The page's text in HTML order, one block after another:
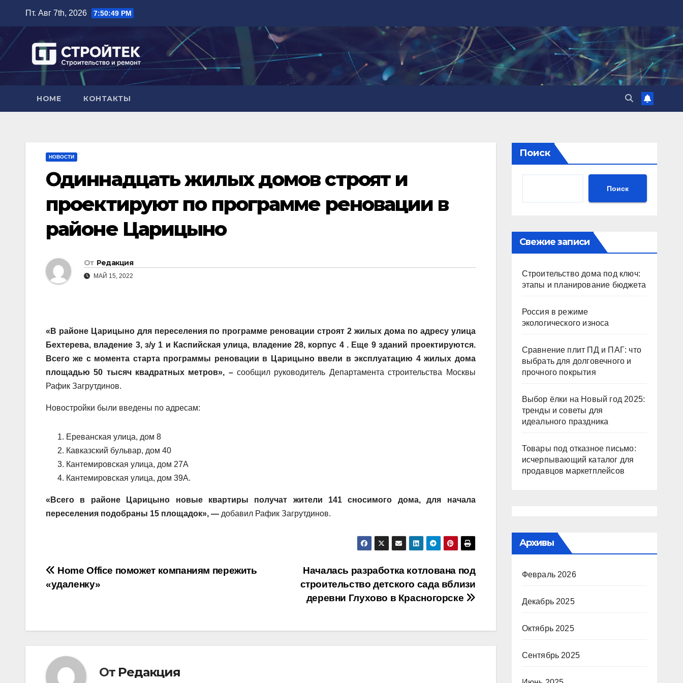
содержимому
Пт. Авг 7th, 2026 7:50:50 PM
HOME КОНТАКТЫ
НОВОСТИ
Одиннадцать жилых домов строят и
проектируют по программе реновации в
районе Царицыно
От Редакция
МАЙ 15, 2022
«В районе Царицыно для переселения по программе реновации строят 2 жилых дома по адресу улица
Бехтерева, владение 3, з/у 1 и Каспийская улица, владение 28, корпус 4 . Еще 9 зданий проектируются.
Всего же с момента старта программы реновации в Царицыно ввели в эксплуатацию 4 жилых дома
площадью 50 тысяч квадратных метров», –сообщил руководитель Департамента строительства Москвы
Рафик Загрутдинов.
Новостройки были введены по адресам:
Ереванская улица, дом 8
Кавказский бульвар, дом 40
Кантемировская улица, дом 27А
Кантемировская улица, дом 39А.
«Всего в районе Царицыно новые квартиры получат жители 141 сносимого дома, для начала
переселения подобраны 15 площадок», — добавил Рафик Загрутдинов.
Навигация
по
Началась разработка котлована под
строительство детского сада вблизи
деревни Глухово в Красногорске
Home Office поможет компаниям пережить
«удаленку»
От Редакция
Поиск
Поиск
Свежие записи
Строительство дома под ключ:
этапы и планирование бюджета
Россия в режиме
экологического износа
Сравнение плит ПД и ПАГ: что
выбрать для долговечного и
прочного покрытия
Выбор ёлки на Новый год 2025:
тренды и советы для
идеального праздника
Товары под отказное письмо:
исчерпывающий каталог для
продавцов маркетплейсов
Архивы
Февраль 2026
Декабрь 2025
Октябрь 2025
Сентябрь 2025